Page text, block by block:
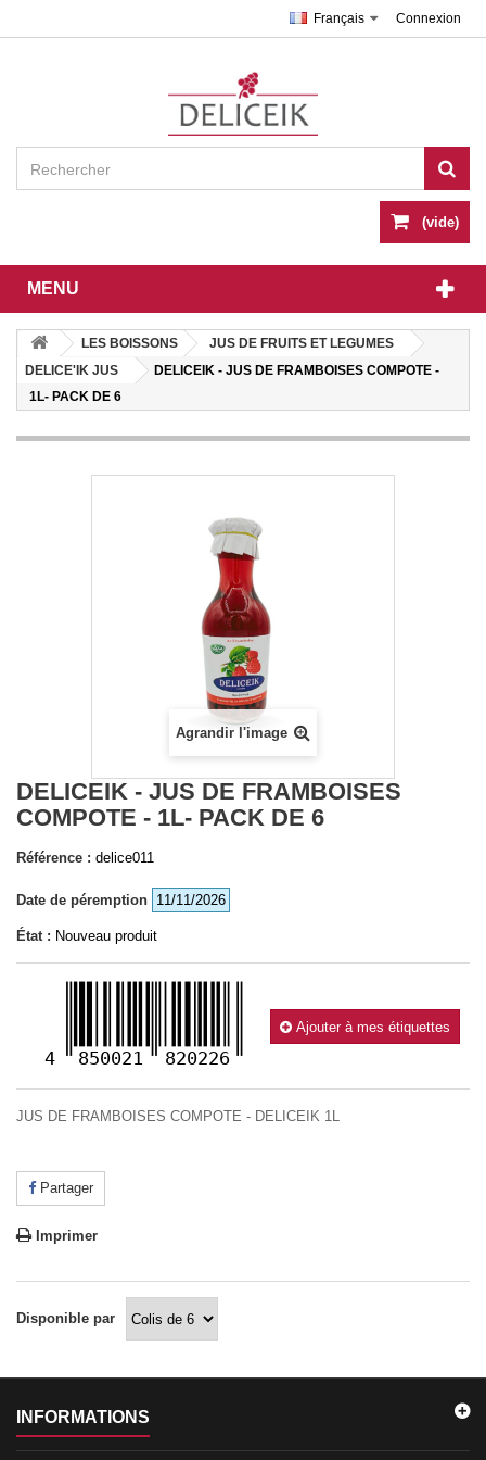
Connexion
Français
(vide)
MENU
LES BOISSONS
JUS DE FRUITS ET LEGUMES
DELICE'IK JUS
DELICEIK - JUS DE FRAMBOISES COMPOTE -
1L- PACK DE 6
Agrandir l'image
DELICEIK - JUS DE FRAMBOISES
COMPOTE - 1L- PACK DE 6
Référence : delice011
Date de péremption 11/11/2026
État : Nouveau produit
4 850021 820226
Ajouter à mes étiquettes
JUS DE FRAMBOISES COMPOTE - DELICEIK 1L
Partager
Imprimer
Disponible par
INFORMATIONS